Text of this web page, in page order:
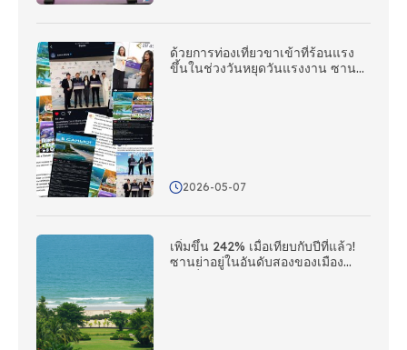
ด้วยการท่องเที่ยวขาเข้าที่ร้อนแรง
ขึ้นในช่วงวันหยุดวันแรงงาน ซาน
2026-05-07
เพิ่มขึ้น 242% เมื่อเทียบกับปีที่แล้ว!
ซานย่าอยู่ในอันดับสองของเมือง